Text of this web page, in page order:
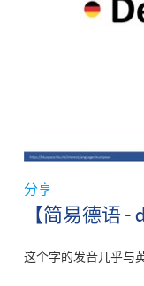
分享
【简易德语 -
这个字的发音几乎与